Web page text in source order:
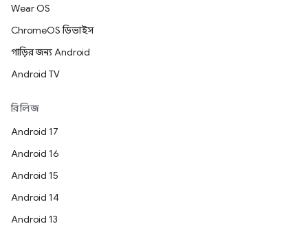
Wear OS
ChromeOS ডিভাইস
গাড়ির জন্য Android
Android TV
রিলিজ
Android 17
Android 16
Android 15
Android 14
Android 13